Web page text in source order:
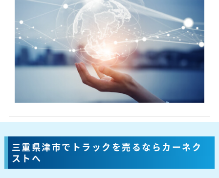
三重県津市でトラックを売るならカーネク
ストへ